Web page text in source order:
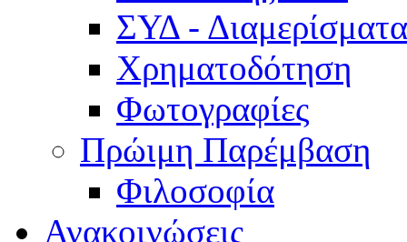
ΣΥΔ -
Χρηματοδότηση
Φωτογραφίες
Πρώιμη Παρέμβαση
Φιλοσοφία
Ανακοινώσεις